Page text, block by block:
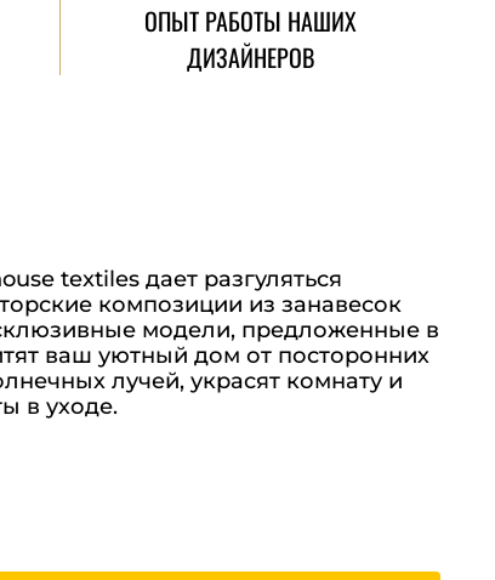
ОПЫТ РАБОТЫ НАШИХ
ДИЗАЙНЕРОВ
textiles дает разгуляться
композиции из занавесок
модели, предложенные в
ваш уютный дом от посторонних
лучей, украсят комнату и
в уходе.